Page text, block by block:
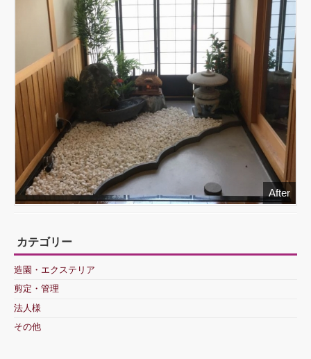
After
カテゴリー
造園・エクステリア
剪定・管理
法人様
その他